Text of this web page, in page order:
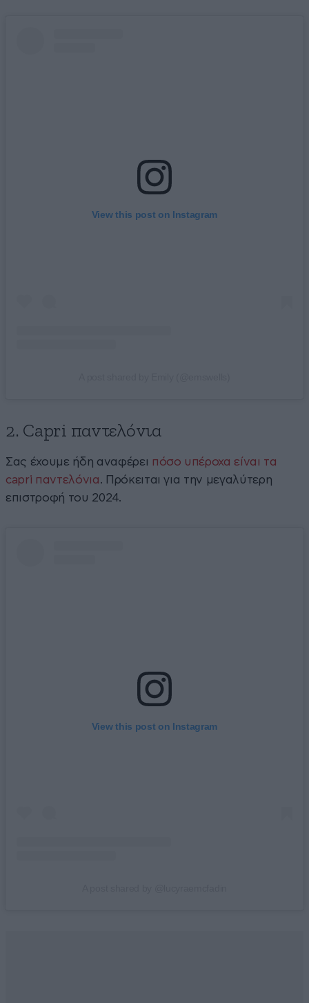
View this post on Instagram
2. Capri παντελόνια
Σας έχουμε ήδη αναφέρει πόσο υπέροχα είναι τα
capri παντελόνια. Πρόκειται για την μεγαλύτερη
επιστροφή του 2024.
View this post on Instagram